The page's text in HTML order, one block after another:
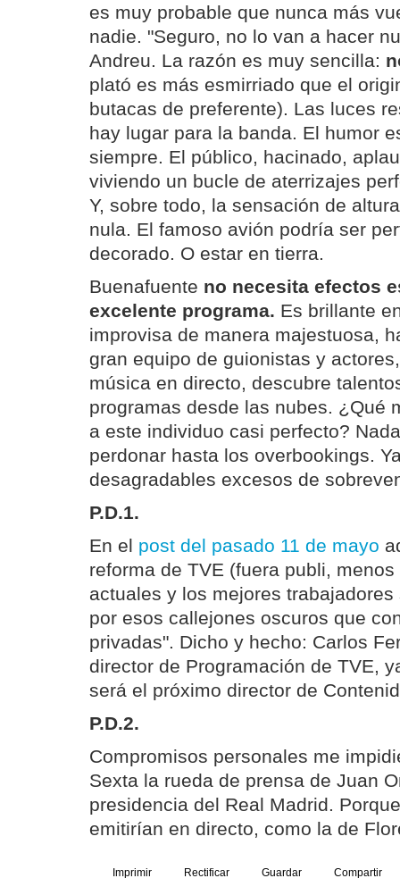
es muy probable que nunca más
nadie. "Seguro, no lo van a hacer
Andreu. La razón es muy sencilla:
plató es más esmirriado que el
butacas de preferente). Las luces
hay lugar para la banda. El humor
siempre. El público, hacinado,
viviendo un bucle de aterrizajes
Y, sobre todo, la sensación de
nula. El famoso avión podría ser
decorado. O estar en tierra.
Buenafuente no necesita efectos
excelente programa. Es brillante
improvisa de manera majestuosa,
gran equipo de guionistas y
música en directo, descubre
programas desde las nubes. ¿Qué
a este individuo casi perfecto?
perdonar hasta los overbookings.
desagradables excesos de
P.D.1.
En el post del pasado 11 de mayo
reforma de TVE (fuera publi,
actuales y los mejores
por esos callejones oscuros que
privadas". Dicho y hecho: Carlos
director de Programación de TVE,
será el próximo director de
P.D.2.
Compromisos personales me
Sexta la rueda de prensa de Juan
presidencia del Real Madrid.
emitirían en directo, como la de
Imprimir Rectificar Guardar Compartir